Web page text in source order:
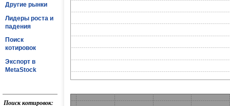
Другие рынки
Лидеры роста и
падения
Поиск
котировок
Экспорт в
MetaStock
Поиск котировок: